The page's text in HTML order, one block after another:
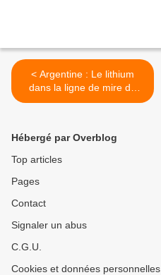
< Argentine : Le lithium
dans la ligne de mire de
Blinken
Hébergé par Overblog
Top articles
Pages
Contact
Signaler un abus
C.G.U.
Cookies et données personnelles